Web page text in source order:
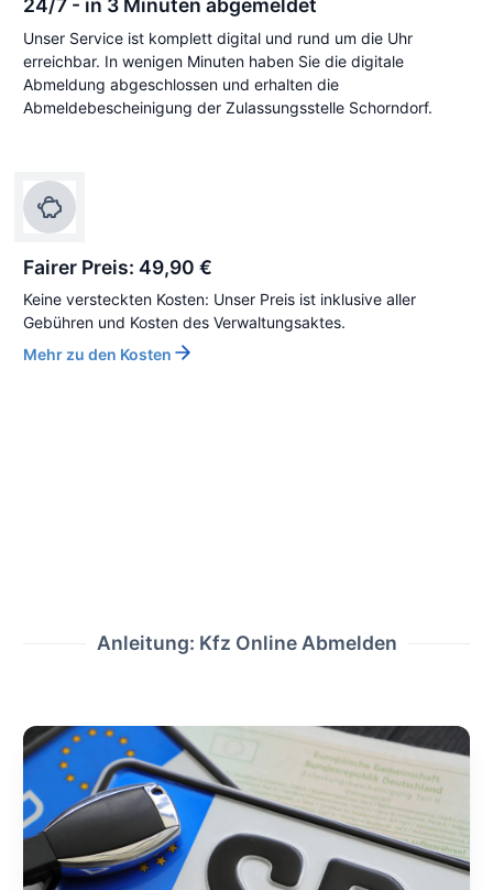
24/7 - in 3 Minuten abgemeldet
Unser Service ist komplett digital und rund um die Uhr
erreichbar. In wenigen Minuten haben Sie die digitale
Abmeldung abgeschlossen und erhalten die
Abmeldebescheinigung der Zulassungsstelle Schorndorf.
Fairer Preis: 49,90 €
Keine versteckten Kosten: Unser Preis ist inklusive aller
Gebühren und Kosten des Verwaltungsaktes.
Mehr zu den Kosten
Anleitung: Kfz Online Abmelden